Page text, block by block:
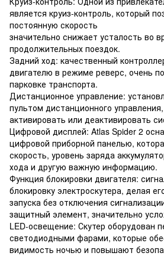
является круиз-контроль, который
постоянную скорость
значительно снижает усталость во
продолжительных поездок.
Задний ход: качественный
двигателю в режиме реверс, очень
парковке транспорта.
Дистанционное управление:
пультом дистанционного
активировать или деактивировать
Цифровой дисплей: Atlas Spider 2
цифровой приборной панелью,
скорость, уровень заряда
хода и другую важную информацию.
Функция блокировки двигателя:
блокировку электроскутера, делая
запуска без отключения
защитный элемент, значительно
LED-освещение: Скутер оборудован
светодиодными фарами, которые
видимость ночью и повышают